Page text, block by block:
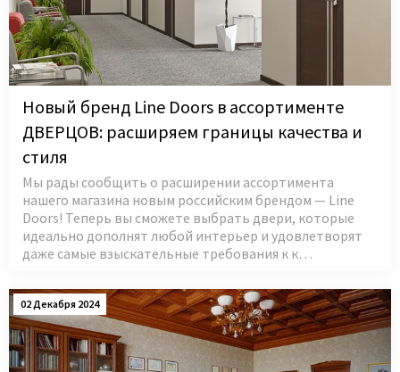
Новый бренд Line Doors в ассортименте
ДВЕРЦОВ: расширяем границы качества и
стиля
Мы рады сообщить о расширении ассортимента
нашего магазина новым российским брендом — Line
Doors! Теперь вы сможете выбрать двери, которые
идеально дополнят любой интерьер и удовлетворят
даже самые взыскательные требования к к…
02 Декабря 2024